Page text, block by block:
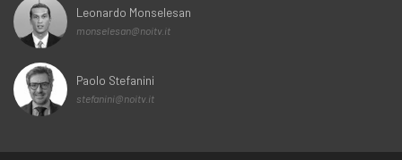
Leonardo Monselesan
monselesan@noitv.it
Paolo Stefanini
stefanini@noitv.it